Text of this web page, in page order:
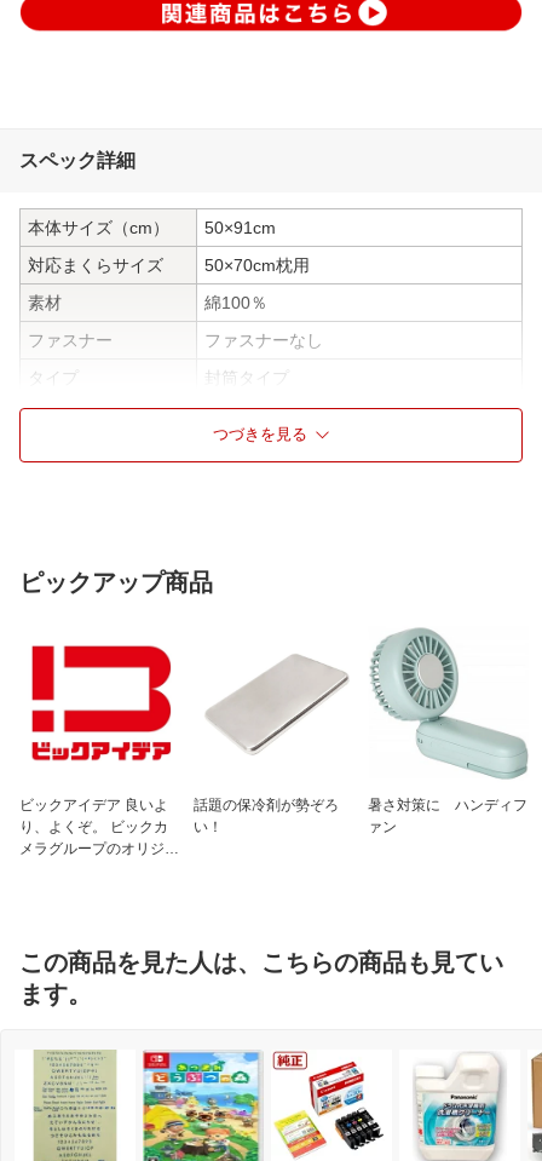
スペック詳細
本体サイズ（cm）
50×91cm
対応まくらサイズ
50×70cm枕用
素材
綿100％
ファスナー
ファスナーなし
タイプ
封筒タイプ
ウォッシャブル
洗濯機可能
つづきを見る
ピックアップ商品
ビックアイデア 良いよ
り、よくぞ。 ビックカ
メラグループのオリジナ
話題の保冷剤が勢ぞろ
い！
暑さ対策に ハンディフ
ァン
この商品を見た人は、こちらの商品も見てい
ます。